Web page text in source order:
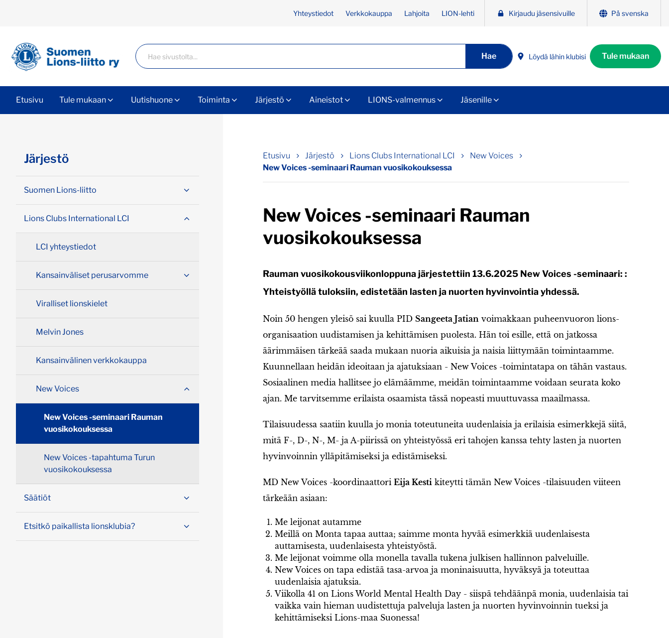
Yhteystiedot Verkkokauppa Lahjoita LION-lehti Kirjaudu jäsensivuille På svenska
Haku
Hae Löydä lähin klubisi Tule mukaan
Etusivu Tule mukaan Uutishuone Toiminta Järjestö Aineistot LIONS-valmennus Jäsenille
Etusivu Järjestö Lions Clubs International LCI
New Voices
New Voices -seminaari Rauman vuosikokouksessa
New Voices -seminaari Rauman
vuosikokouksessa
Rauman vuosikokousviikonloppuna järjestettiin 13.6.2025 New Voices -seminaari: :
Yhteistyöllä tuloksiin, edistetään lasten ja nuorten hyvinvointia yhdessä.
Noin 50 hengen yleisö sai kuulla PID Sangeeta Jatian voimakkaan puheenvuoron lions-
organisaation uudistamisen ja kehittämisen puolesta. Hän toi esille, että on jatkossa
äärimmäisen tärkeää saada mukaan nuoria aikuisia ja naisia liittymään toimintaamme.
Kuunnellaan heidän ideoitaan ja ajatuksiaan - New Voices -toimintatapa on tähän vastaus.
Sosiaalinen media hallitsee jo elämäämme, meidän toimintaamme voidaan seurata koko
ajan. Me tarvitsemme erilaista osaamista tässä nopeasti muuttuvassa maailmassa.
Tilaisuudessa saatiin kuulla jo monia toteutuneita uudenlaisia ja erilaisia esimerkkejä siitä,
mitä F-, D-, N-, M- ja A-piirissä on yhteistyössä eri tahojen kanssa tehty lasten ja nuorten
hyvinvoinnin ylläpitämiseksi ja edistämiseksi.
MD New Voices -koordinaattori Eija Kesti kiteytti tämän New Voices -tilaisuuden viiteen
tärkeään asiaan:
Me leijonat autamme
Meillä on Monta tapaa auttaa; saimme monta hyvää esimerkkiä uudenlaisesta
auttamisesta, uudenlaisesta yhteistyöstä.
Me leijonat voimme olla monella tavalla tukena julkisen hallinnon palveluille.
New Voices on tapa edistää tasa-arvoa ja moninaisuutta, hyväksyä ja toteuttaa
uudenlaisia ajatuksia.
Viikolla 41 on Lions World Mental Health Day - siispä tehdäänpä monia, uudenlaisia tai
vaikka vain hieman uudistettuja palveluja lasten ja nuorten hyvinvoinnin tueksi ja
kehittämiseksi Lions-maa Suonessa!
Ohita valikko
Järjestö
Suomen Lions-liitto
Lions Clubs International LCI
LCI yhteystiedot
Kansainväliset perusarvomme
Viralliset lionskielet
Melvin Jones
Kansainvälinen verkkokauppa
New Voices
New Voices -seminaari Rauman
vuosikokouksessa
New Voices -tapahtuma Turun
vuosikokouksessa
Säätiöt
Etsitkö paikallista lionsklubia?